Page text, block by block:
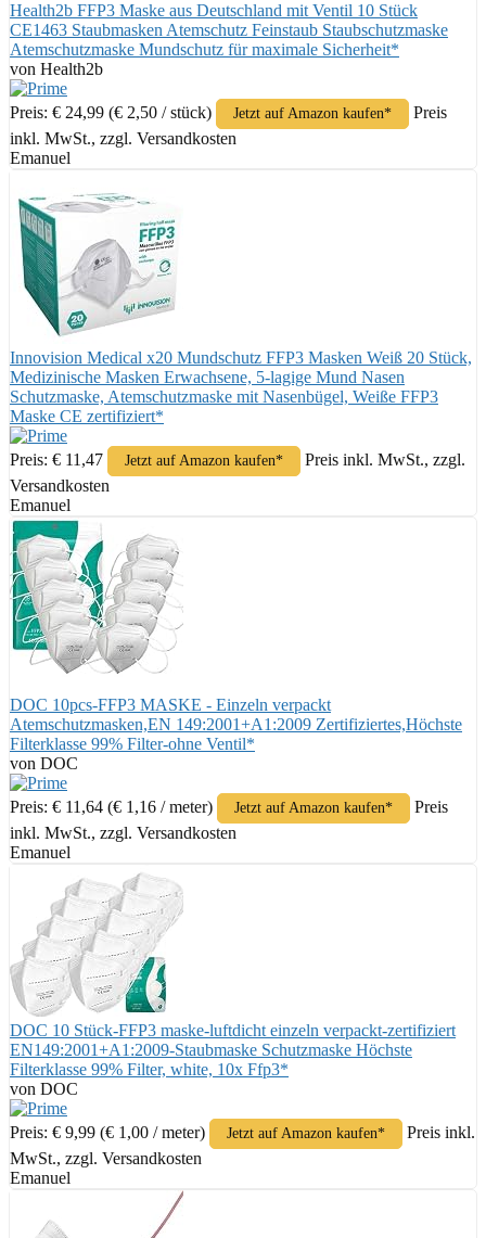
Health2b FFP3 Maske aus Deutschland mit Ventil 10 Stück
CE1463 Staubmasken Atemschutz Feinstaub Staubschutzmaske
Atemschutzmaske Mundschutz für maximale Sicherheit*
von Health2b
Preis: € 24,99 (€ 2,50 / stück) Jetzt auf Amazon kaufen*
Preis
inkl. MwSt., zzgl. Versandkosten
Emanuel
Innovision Medical x20 Mundschutz FFP3 Masken Weiß 20 Stück,
Medizinische Masken Erwachsene, 5-lagige Mund Nasen
Schutzmaske, Atemschutzmaske mit Nasenbügel, Weiße FFP3
Maske CE zertifiziert*
Preis: € 11,47 Jetzt auf Amazon kaufen*
Preis inkl. MwSt., zzgl.
Versandkosten
Emanuel
DOC 10pcs-FFP3 MASKE - Einzeln verpackt
Atemschutzmasken,EN 149:2001+A1:2009 Zertifiziertes,Höchste
Filterklasse 99% Filter-ohne Ventil*
von DOC
Preis: € 11,64 (€ 1,16 / meter) Jetzt auf Amazon kaufen*
Preis
inkl. MwSt., zzgl. Versandkosten
Emanuel
DOC 10 Stück-FFP3 maske-luftdicht einzeln verpackt-zertifiziert
EN149:2001+A1:2009-Staubmaske Schutzmaske Höchste
Filterklasse 99% Filter, white, 10x Ffp3*
von DOC
Preis: € 9,99 (€ 1,00 / meter) Jetzt auf Amazon kaufen*
Preis inkl.
MwSt., zzgl. Versandkosten
Emanuel